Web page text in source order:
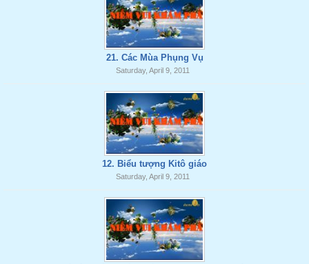
21. Các Mùa Phụng Vụ
Saturday, April 9, 2011
12. Biểu tượng Kitô giáo
Saturday, April 9, 2011